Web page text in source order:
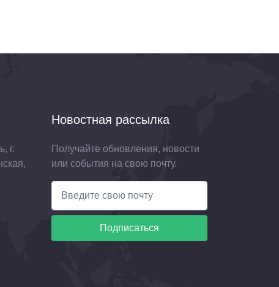
г.
Новостная рассылка
Получайте обновления, новости
или события на свою почту.
Подписаться